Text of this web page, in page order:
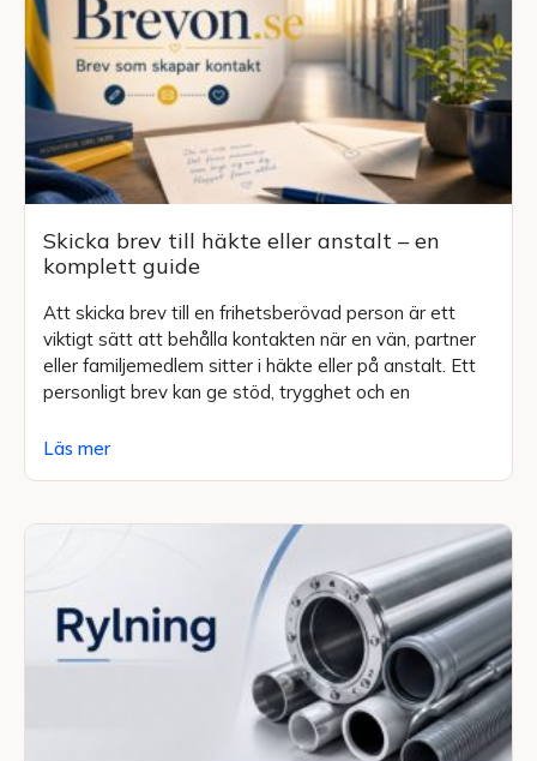
Skicka brev till häkte eller anstalt – en
komplett guide
Att skicka brev till en frihetsberövad person är ett
viktigt sätt att behålla kontakten när en vän, partner
eller familjemedlem sitter i häkte eller på anstalt. Ett
personligt brev kan ge stöd, trygghet och en
Läs mer